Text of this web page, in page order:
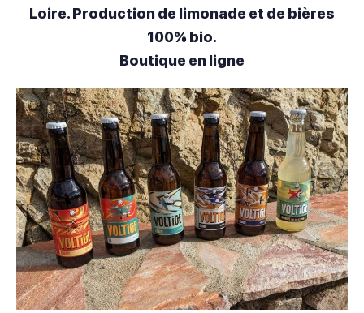
Loire. Production de limonade et de bières
100% bio.
Boutique en ligne